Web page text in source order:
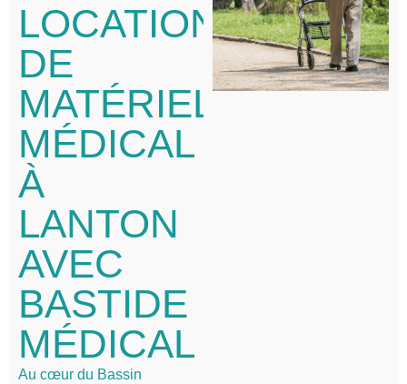
LOCATION
DE
MATÉRIEL
MÉDICAL
À
LANTON
AVEC
BASTIDE
MÉDICAL
Au cœur du Bassin